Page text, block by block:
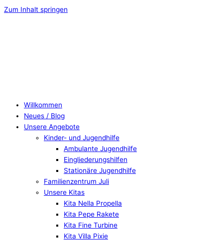
Zum Inhalt springen
Willkommen
Neues / Blog
Unsere Angebote
Kinder- und Jugendhilfe
Ambulante Jugendhilfe
Eingliederungshilfen
Stationäre Jugendhilfe
Familienzentrum Juli
Unsere Kitas
Kita Nella Propella
Kita Pepe Rakete
Kita Fine Turbine
Kita Villa Pixie